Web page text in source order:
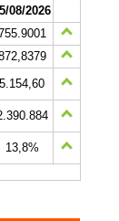
08/2026
5.154,60
13,8%